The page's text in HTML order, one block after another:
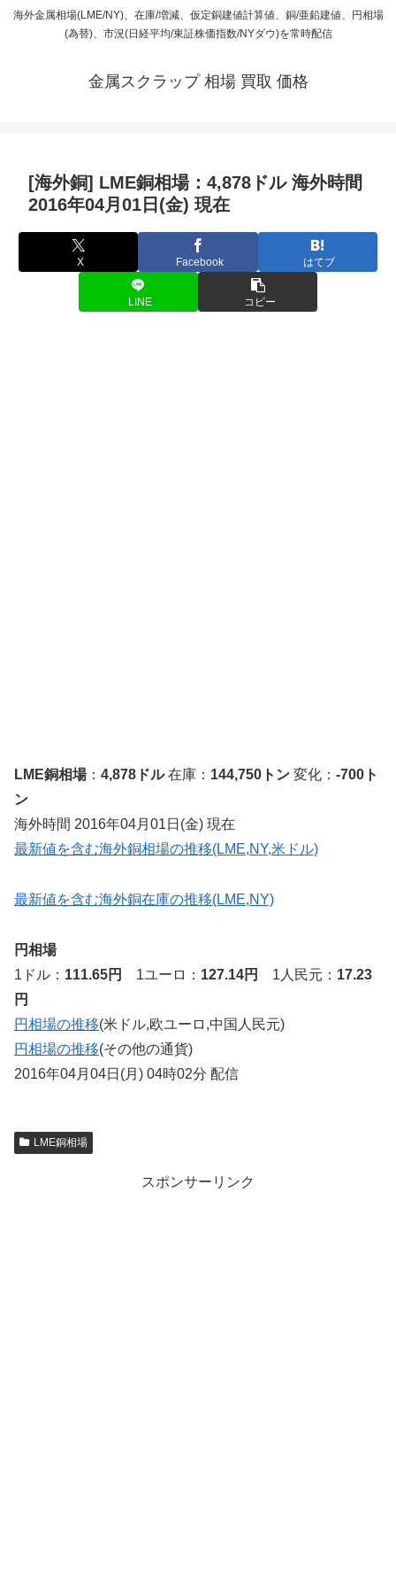
海外金属相場(LME/NY)、在庫/増減、仮定銅建値計算値、銅/亜鉛建値、円相場
(為替)、市況(日経平均/東証株価指数/NYダウ)を常時配信
金属スクラップ 相場 買取 価格
[海外銅] LME銅相場：4,878ドル 海外時間
2016年04月01日(金) 現在
X Facebook はてブ
LINE コピー
LME銅相場： 4,878ドル在庫： 144,750トン 変化： -700ト
ン
海外時間 2016年04月01日(金) 現在
最新値を含む海外銅相場の推移(LME,NY,米ドル)
最新値を含む海外銅在庫の推移(LME,NY)
円相場
1ドル： 111.65円 1ユーロ： 127.14円 1人民元： 17.23
円
円相場の推移(米ドル,欧ユーロ,中国人民元)
円相場の推移(その他の通貨)
2016年04月04日(月) 04時02分 配信
LME銅相場
スポンサーリンク